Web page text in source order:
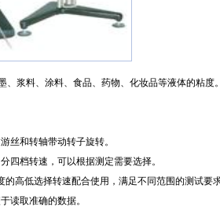
、浆料、涂料、食品、药物、化妆品等液体的粘度
丝和转轴带动转子旋转。
四档转速，可以根据测定需要选择。
高低选择转速配合使用，满足不同范围的测试要求
读取准确的数据。